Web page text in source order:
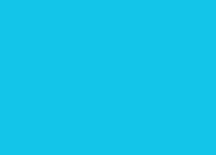
oficina?